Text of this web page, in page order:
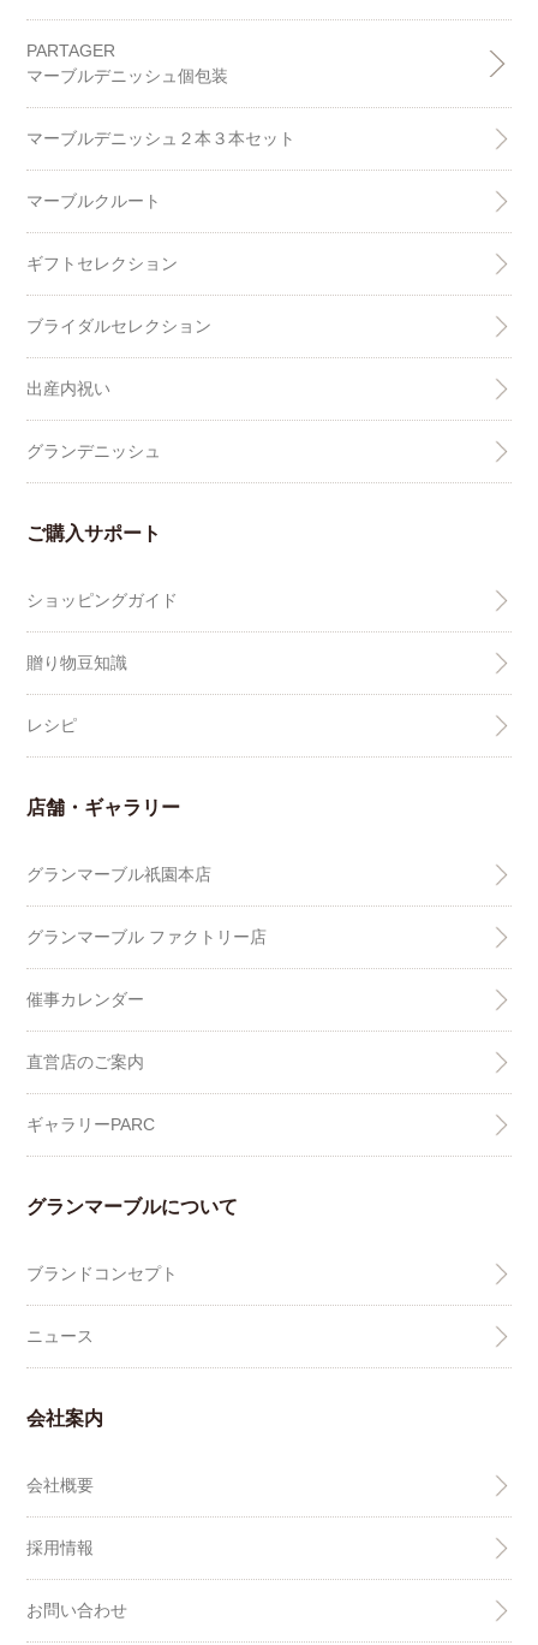
PARTAGER
マーブルデニッシュ個包装
マーブルデニッシュ２本３本セット
マーブルクルート
ギフトセレクション
ブライダルセレクション
出産内祝い
グランデニッシュ
ご購入サポート
ショッピングガイド
贈り物豆知識
レシピ
店舗・ギャラリー
グランマーブル祇園本店
グランマーブル ファクトリー店
催事カレンダー
直営店のご案内
ギャラリーPARC
グランマーブルについて
ブランドコンセプト
ニュース
会社案内
会社概要
採用情報
お問い合わせ